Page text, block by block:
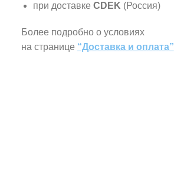
при доставке CDEK (Россия)
Более подробно о условиях
на странице “Доставка и оплата”